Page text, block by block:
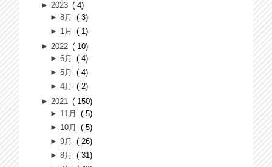
►2023
4
►8月
3
► 1月
1
►2022
10
►6月
4
►5月
4
►4月
2
►2021
150
► 11月
5
► 10月
5
►9月
26
►8月
31